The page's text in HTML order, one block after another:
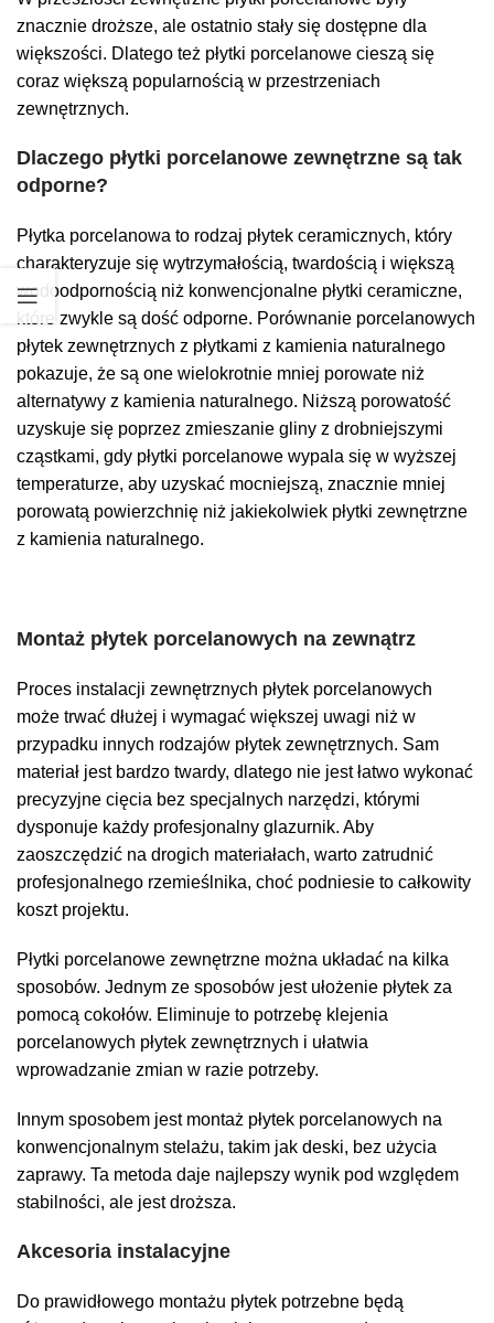
znacznie droższe, ale ostatnio stały się dostępne dla
większości. Dlatego też płytki porcelanowe cieszą się
coraz większą popularnością w przestrzeniach
zewnętrznych.
Dlaczego płytki porcelanowe zewnętrzne są tak
odporne?
Płytka porcelanowa to rodzaj płytek ceramicznych, który
charakteryzuje się wytrzymałością, twardością i większą
wodoodpornością niż konwencjonalne płytki ceramiczne,
które zwykle są dość odporne. Porównanie porcelanowych
płytek zewnętrznych z płytkami z kamienia naturalnego
pokazuje, że są one wielokrotnie mniej porowate niż
alternatywy z kamienia naturalnego. Niższą porowatość
uzyskuje się poprzez zmieszanie gliny z drobniejszymi
cząstkami, gdy płytki porcelanowe wypala się w wyższej
temperaturze, aby uzyskać mocniejszą, znacznie mniej
porowatą powierzchnię niż jakiekolwiek płytki zewnętrzne
z kamienia naturalnego.
Montaż płytek porcelanowych na zewnątrz
Proces instalacji zewnętrznych płytek porcelanowych
może trwać dłużej i wymagać większej uwagi niż w
przypadku innych rodzajów płytek zewnętrznych. Sam
materiał jest bardzo twardy, dlatego nie jest łatwo wykonać
precyzyjne cięcia bez specjalnych narzędzi, którymi
dysponuje każdy profesjonalny glazurnik. Aby
zaoszczędzić na drogich materiałach, warto zatrudnić
profesjonalnego rzemieślnika, choć podniesie to całkowity
koszt projektu.
Płytki porcelanowe zewnętrzne można układać na kilka
sposobów. Jednym ze sposobów jest ułożenie płytek za
pomocą cokołów. Eliminuje to potrzebę klejenia
porcelanowych płytek zewnętrznych i ułatwia
wprowadzanie zmian w razie potrzeby.
Innym sposobem jest montaż płytek porcelanowych na
konwencjonalnym stelażu, takim jak deski, bez użycia
zaprawy. Ta metoda daje najlepszy wynik pod względem
stabilności, ale jest droższa.
Akcesoria instalacyjne
Do prawidłowego montażu płytek potrzebne będą